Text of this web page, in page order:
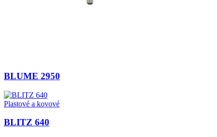
BLUME 2950
Plastové a kovové
BLITZ 640